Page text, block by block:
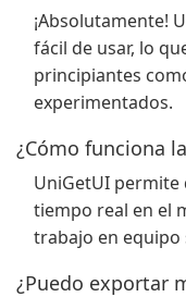
¡Absolutamente!
fácil de usar, lo
principiantes
experimentados.
¿Cómo funciona
UniGetUI permite
tiempo real en el
trabajo en equipo
¿Puedo exportar